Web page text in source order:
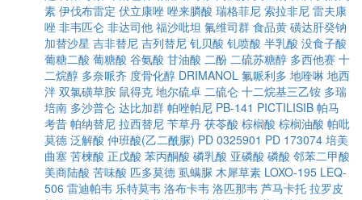
素 伊伐布雷定 伏立康唑 唑来膦酸 瑞格菲尼 索拉非尼 雷夫康
唑 非韦匹仑 非达司他 福沙吡坦 氟维司群 食品黄 磺达肝癸钠
加替沙星 吉非替尼 吉列替尼 钆贝酸 钆喷酸 半乳酸 没食子酸
葡糖二酸 葡糖酸 谷氨酸 甘油酸 二酚 二硫苏糖醇 多西他赛 十
二烷醇 多奈哌齐 度骨化醇 DRIMANOL 氟哌利多 地喹啉 地西
泮 双氯磺草胺 鼠得克 地尔硫卓 二硫仑 十二烷基三乙铵 多瑞
培南 多沙普仑 达比加群 帕唑帕尼 PB-141 PICTILISIB 帕马
考昔 帕纳替尼 拉西替尼 苄草丹 茯苓酸 棕榈酸 棕榈油酸 帕吡
莫德 泛解酸 仲班酸(乙二酰脲) PD 0325901 PD 173074 培美
曲塞 苦楝酸 正戊酸 苯丙酮酸 磷乳酸 亚磷酸 磷酸 邻苯二甲酸
美商陆酸 苦味酸 匹多莫德 虱螨脲 木犀草素 LOXO-195 LEQ-
506 雷迪帕韦 乐特莫韦 洛布卡韦 洛匹那韦 芦马卡托 拉罗皮